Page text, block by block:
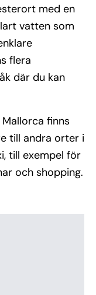
med en
vatten som
flera
där du kan
finns
till andra orter i
till exempel för
och shopping.